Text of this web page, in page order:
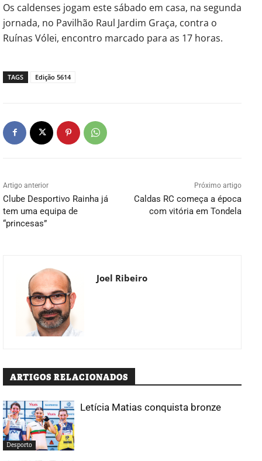
Os caldenses jogam este sábado em casa, na segunda
jornada, no Pavilhão Raul Jardim Graça, contra o
Ruínas Vólei, encontro marcado para as 17 horas.
TAGS Edição 5614
Artigo anterior
Clube Desportivo Rainha já
tem uma equipa de
“princesas”
Próximo artigo
Caldas RC começa a época
com vitória em Tondela
Joel Ribeiro
ARTIGOS RELACIONADOS
Desporto
Letícia Matias conquista bronze